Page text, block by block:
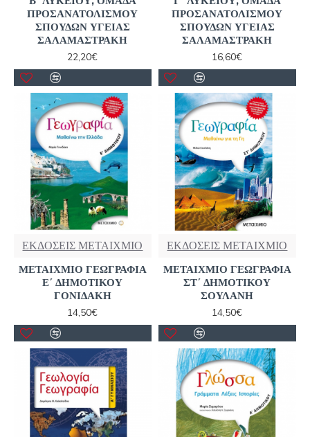
ΠΡΟΣΑΝΑΤΟΛΙΣΜΟΥ
ΣΠΟΥΔΩΝ ΥΓΕΙΑΣ
ΣΑΛΑΜΑΣΤΡΑΚΗ
22,20€
ΠΡΟΣΑΝΑΤΟΛΙΣΜΟΥ
ΣΠΟΥΔΩΝ ΥΓΕΙΑΣ
ΣΑΛΑΜΑΣΤΡΑΚΗ
16,60€
ΕΚΔΟΣΕΙΣ ΜΕΤΑΙΧΜΙΟ
ΜΕΤΑΙΧΜΙΟ ΓΕΩΓΡΑΦΙΑ
Ε΄ ΔΗΜΟΤΙΚΟΥ
ΓΟΝΙΔΑΚΗ
14,50€
ΕΚΔΟΣΕΙΣ ΜΕΤΑΙΧΜΙΟ
ΜΕΤΑΙΧΜΙΟ ΓΕΩΓΡΑΦΙΑ
ΣΤ΄ ΔΗΜΟΤΙΚΟΥ
ΣΟΥΛΑΝΗ
14,50€